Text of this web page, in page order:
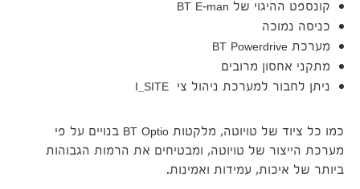
קונספט ההיגוי של BT E-man
כניסה נמוכה
מערכת BT Powerdrive
מתקני אחסון מרובים
ניתן לחבור למערכת ניהול צי I_SITE
כמו כל ציוד של טויוטה, מלקטות BT Optio בנויים על פי
מערכת הייצור של טויוטה, ומבטיחים את הרמות הגבוהות
ביותר של איכות, עמידות ואמינות.